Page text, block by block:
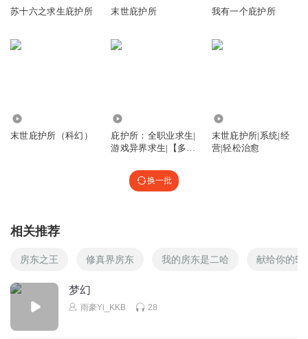
苏十六之求生庇护所 末世庇护所 我有一个庇护所
末世庇护所（科幻）
庇护所：全职业求生|
游戏异界求生|【多
末世庇护所|系统|经
营|轻松治愈
换一批
相关推荐
房东之王 修真界房东 我的房东是二哈 献给你的
梦幻
雨豪Yi_KKB 28